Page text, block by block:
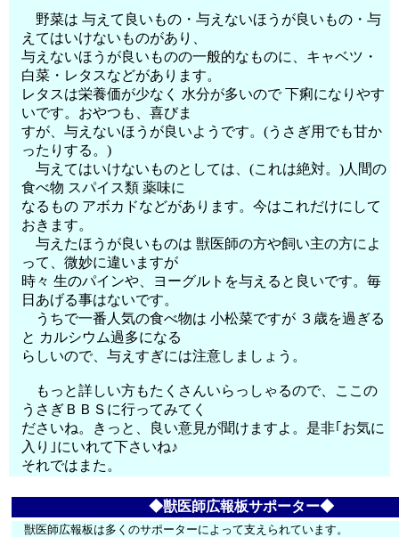
野菜は 与えて良いもの・与えないほうが良いもの・与
えてはいけないものがあり、
与えないほうが良いものの一般的なものに、キャベツ・
白菜・レタスなどがあります。
レタスは栄養価が少なく 水分が多いので 下痢になりやす
いです。おやつも、喜びま
すが、与えないほうが良いようです。(うさぎ用でも甘か
ったりする。)
与えてはいけないものとしては、(これは絶対。)人間の
食べ物 スパイス類 薬味に
なるもの アボカドなどがあります。今はこれだけにして
おきます。
与えたほうが良いものは 獣医師の方や飼い主の方によ
って、微妙に違いますが
時々 生のパインや、ヨーグルトを与えると良いです。毎
日あげる事はないです。
うちで一番人気の食べ物は 小松菜ですが ３歳を過ぎる
と カルシウム過多になる
らしいので、与えすぎには注意しましょう。
もっと詳しい方もたくさんいらっしゃるので、ここの
うさぎＢＢＳに行ってみてく
ださいね。きっと、良い意見が聞けますよ。是非｢お気に
入り｣にいれて下さいね♪
それではまた。
◆獣医師広報板サポーター◆
獣医師広報板は多くのサポーターによって支えられています。